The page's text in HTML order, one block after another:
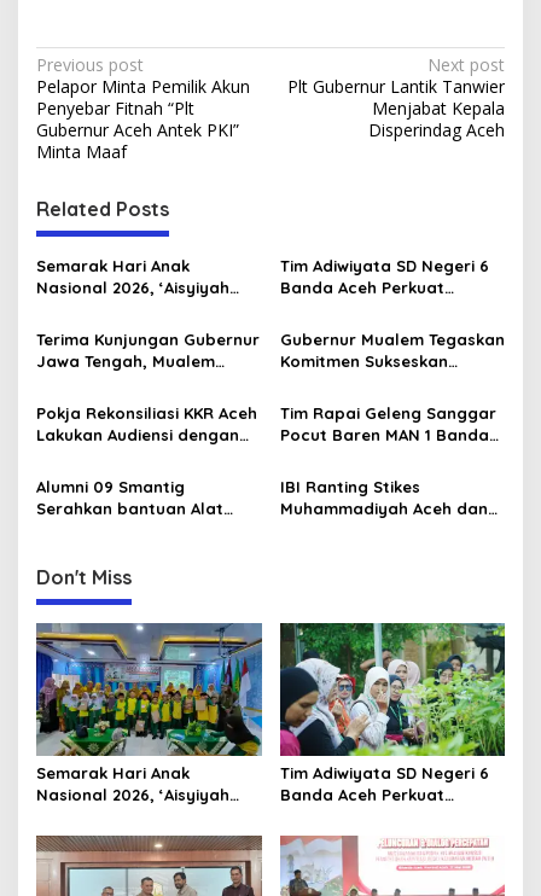
P
o
s
t
n
a
v
i
g
a
t
i
o
n
Previous post
Pelapor Minta Pemilik Akun
Penyebar Fitnah “Plt
Gubernur Aceh Antek PKI”
Minta Maaf
Next post
Plt Gubernur Lantik Tanwier
Menjabat Kepala
Disperindag Aceh
Related Posts
Semarak Hari Anak
Nasional 2026, ‘Aisyiyah
Perlombaan Kreatif di
Universitas Ahmad Dahlan
Tim Adiwiyata SD Negeri 6
Banda Aceh Perkuat
Kunjungan Lapangan “FOLU
Goes to School”
Terima Kunjungan Gubernur
Jawa Tengah, Mualem
Daerah
Gubernur Mualem Tegaskan
Komitmen Sukseskan
di Aceh
Pokja Rekonsiliasi KKR Aceh
Lakukan Audiensi dengan
Aceh Bahas Kurikulum
Pendidikan Damai
Tim Rapai Geleng Sanggar
Pocut Baren MAN 1 Banda
Internasional di Malaysia
Alumni 09 Smantig
Serahkan bantuan Alat
IBI Ranting Stikes
Muhammadiyah Aceh dan
Don't Miss
Semarak Hari Anak
Nasional 2026, ‘Aisyiyah
Perlombaan Kreatif di
Universitas Ahmad Dahlan
Aceh
Tim Adiwiyata SD Negeri 6
Banda Aceh Perkuat
Kunjungan Lapangan “FOLU
Goes to School”